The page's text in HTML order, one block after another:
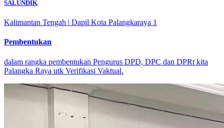
SALUNDIK
Kalimantan Tengah | Dapil Kota Palangkaraya 1
Pembentukan
dalam rangka pembentukan Pengurus DPD, DPC dan DPRt kita
Palangka Raya utk Verifikasi Vaktual.